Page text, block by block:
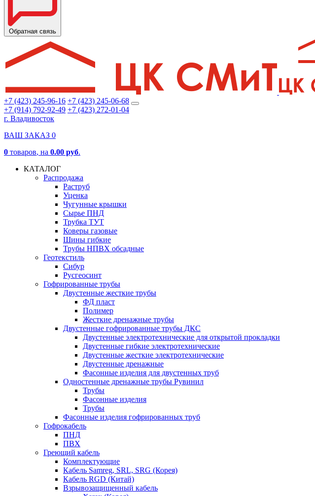
Обратная связь
+7 (423) 245-96-16 +7 (423) 245-06-68
+7 (914) 792-92-49 +7 (423) 272-01-04
г. Владивосток
ВАШ ЗАКАЗ 0
0 товаров, на 0.00 руб.
КАТАЛОГ
Распродажа
Раструб
Уценка
Чугунные крышки
Сырье ПНД
Трубка ТУТ
Коверы газовые
Шины гибкие
Трубы НПВХ обсадные
Геотекстиль
Сибур
Русгеосинт
Гофрированные трубы
Двустенные жесткие трубы
ФД пласт
Полимер
Жесткие дренажные трубы
Двустенные гофрированные трубы ДКС
Двустенные электротехнические для открытой прокладки
Двустенные гибкие электротехнические
Двустенные жесткие электротехнические
Двустенные дренажные
Фасонные изделия для двустенных труб
Одностенные дренажные трубы Рувинил
Трубы
Фасонные изделия
Трубы
Фасонные изделия гофрированных труб
Гофрокабель
ПНД
ПВХ
Греющий кабель
Комплектующие
Кабель Samreg, SRL, SRG (Корея)
Кабель RGD (Китай)
Взрывозащищенный кабель